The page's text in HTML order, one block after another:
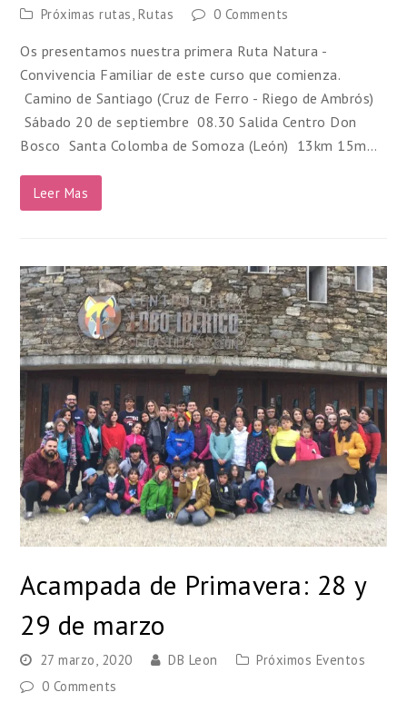
Próximas rutas, Rutas 0 Comments
Os presentamos nuestra primera Ruta Natura -
Convivencia Familiar de este curso que comienza.
Camino de Santiago (Cruz de Ferro - Riego de Ambrós)
Sábado 20 de septiembre 08.30 Salida Centro Don
Bosco Santa Colomba de Somoza (León) 13km 15m…
Leer Mas
Acampada de Primavera: 28 y
29 de marzo
27 marzo, 2020 DB Leon
Próximos Eventos
0 Comments